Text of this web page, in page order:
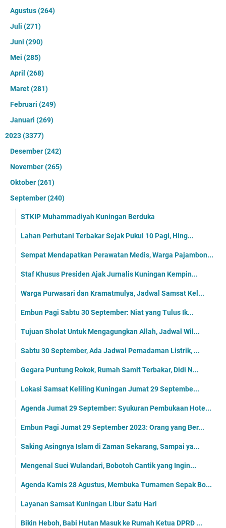
Agustus(264)
Juli (271)
Juni (290)
Mei (285)
April (268)
Maret(281)
Februari (249)
Januari (269)
2023(3377)
Desember(242)
November(265)
Oktober(261)
September(240)
STKIP Muhammadiyah Kuningan Berduka
Lahan Perhutani Terbakar Sejak Pukul 10 Pagi, Hing...
Sempat Mendapatkan Perawatan Medis, Warga Pajambon...
Staf Khusus Presiden Ajak Jurnalis Kuningan Kempin...
Warga Purwasari dan Kramatmulya, Jadwal Samsat Kel...
Embun Pagi Sabtu 30 September: Niat yang Tulus Ik...
Tujuan Sholat Untuk Mengagungkan Allah, Jadwal Wil...
Sabtu 30 September, Ada Jadwal Pemadaman Listrik, ...
Gegara Puntung Rokok, Rumah Samit Terbakar, Didi N...
Lokasi Samsat Keliling Kuningan Jumat 29 Septembe...
Agenda Jumat 29 September: Syukuran Pembukaan Hote...
Embun Pagi Jumat 29 September 2023: Orang yang Ber...
Saking Asingnya Islam di Zaman Sekarang, Sampai ya...
Mengenal Suci Wulandari, Bobotoh Cantik yang Ingin...
Agenda Kamis 28 Agustus, Membuka Turnamen Sepak Bo...
Layanan Samsat Kuningan Libur Satu Hari
Bikin Heboh, Babi Hutan Masuk ke Rumah Ketua DPRD ...